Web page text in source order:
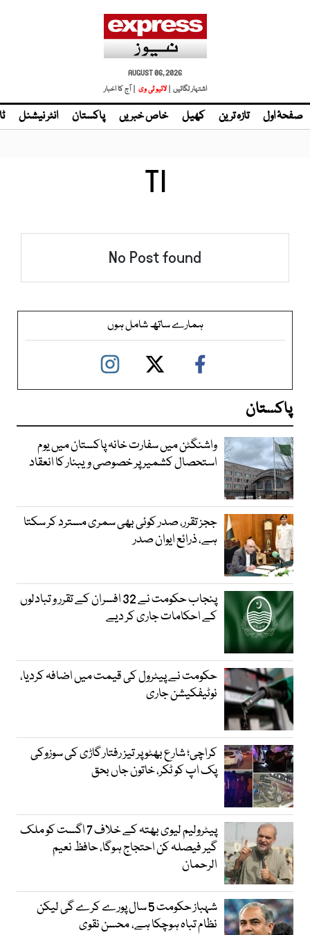
AUGUST 06, 2026
اشتہار لگائیں | لائیو ٹی وی | آج کا اخبار
صفحۂ اول تازہ ترین کھیل خاص خبریں پاکستان انٹر نیشنل
TI
No Post found
ہمارے ساتھ شامل ہوں
پاکستان
واشنگٹن میں سفارت خانہ پاکستان میں یوم
استحصال کشمیر پر خصوصی ویبنار کا انعقاد
ججز تقرر، صدر کوئی بھی سمری مسترد کر سکتا
ہے، ذرائع ایوان صدر
پنجاب حکومت نے 32 افسران کے تقرر و تبادلوں
کے احکامات جاری کر دیے
حکومت نے پیٹرول کی قیمت میں اضافہ کردیا،
نوٹیفکیشن جاری
کراچی؛ شارع بھٹو پر تیز رفتار گاڑی کی سوزوکی
پک اپ کو ٹکر، خاتون جاں بحق
پیٹرولیم لیوی بھتہ کے خلاف 7 اگست کو ملک
گیر فیصلہ کن احتجاج ہوگا، حافظ نعیم
الرحمان
شہباز حکومت 5 سال پورے کرے گی لیکن
نظام تباہ ہوچکا ہے، محسن نقوی